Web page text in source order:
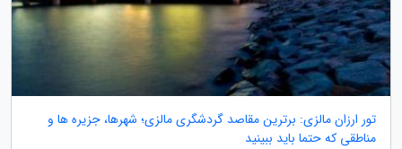
تور ارزان مالزی: برترین مقاصد گردشگری مالزی؛ شهرها، جزیره ها و
مناطقی که حتما باید ببینید